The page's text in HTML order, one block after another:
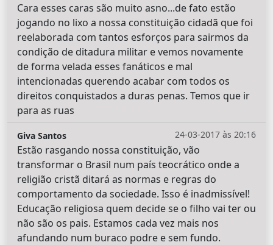
Cara esses caras são muito asno...de fato estão
jogando no lixo a nossa constituição cidadã que foi
reelaborada com tantos esforços para sairmos da
condição de ditadura militar e vemos novamente
de forma velada esses fanáticos e mal
intencionadas querendo acabar com todos os
direitos conquistados a duras penas. Temos que ir
para as ruas
24-03-2017 às 20:16
Giva Santos
Estão rasgando nossa constituição, vão
transformar o Brasil num país teocrático onde a
religião cristã ditará as normas e regras do
comportamento da sociedade. Isso é inadmissível!
Educação religiosa quem decide se o filho vai ter ou
não são os pais. Estamos cada vez mais nos
afundando num buraco podre e sem fundo.